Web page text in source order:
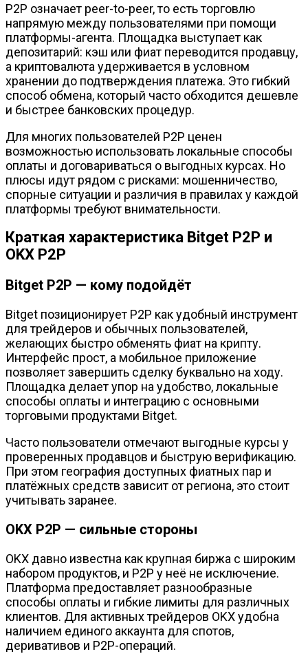
P2P означает peer-to-peer, то есть торговлю
напрямую между пользователями при помощи
платформы-агента. Площадка выступает как
депозитарий: кэш или фиат переводится продавцу,
а криптовалюта удерживается в условном
хранении до подтверждения платежа. Это гибкий
способ обмена, который часто обходится дешевле
и быстрее банковских процедур.
Для многих пользователей P2P ценен
возможностью использовать локальные способы
оплаты и договариваться о выгодных курсах. Но
плюсы идут рядом с рисками: мошенничество,
спорные ситуации и различия в правилах у каждой
платформы требуют внимательности.
Краткая характеристика Bitget P2P и
OKX P2P
Bitget P2P — кому подойдёт
Bitget позиционирует P2P как удобный инструмент
для трейдеров и обычных пользователей,
желающих быстро обменять фиат на крипту.
Интерфейс прост, а мобильное приложение
позволяет завершить сделку буквально на ходу.
Площадка делает упор на удобство, локальные
способы оплаты и интеграцию с основными
торговыми продуктами Bitget.
Часто пользователи отмечают выгодные курсы у
проверенных продавцов и быструю верификацию.
При этом география доступных фиатных пар и
платёжных средств зависит от региона, это стоит
учитывать заранее.
OKX P2P — сильные стороны
OKX давно известна как крупная биржа с широким
набором продуктов, и P2P у неё не исключение.
Платформа предоставляет разнообразные
способы оплаты и гибкие лимиты для различных
клиентов. Для активных трейдеров OKX удобна
наличием единого аккаунта для спотов,
деривативов и P2P-операций.